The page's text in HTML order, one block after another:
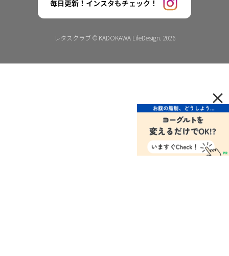
毎日更新！インスタもチェック！
レタスクラブ © KADOKAWA LifeDesign. 2026
×